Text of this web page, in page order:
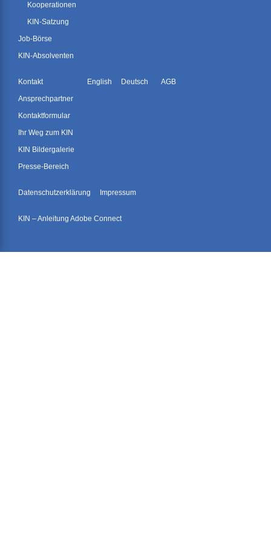
Kooperationen
KIN-Satzung
Job-Börse
KIN-Absolventen
Kontakt
Ansprechpartner
Kontaktformular
Ihr Weg zum KIN
KIN Bildergalerie
Presse-Bereich
English Deutsch AGB
Datenschutzerklärung Impressum
KIN – Anleitung Adobe Connect